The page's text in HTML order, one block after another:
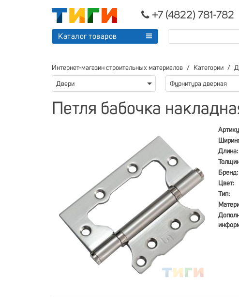
+7 (4822) 781-782
Каталог товаров
Интернет-магазин строительных материалов Категории
Двери Фурнитура дверная
Петля бабочка
Длина:
Бренд:
Цвет:
Тип: